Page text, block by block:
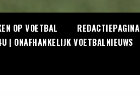
OP VOETBAL REDACTIEPAGINA
| ONAFHANKELIJK VOETBALNIEUWS